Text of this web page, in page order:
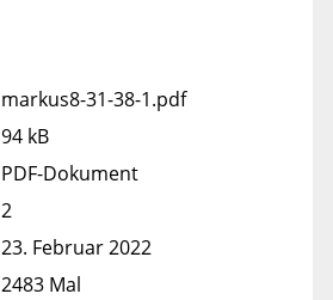
markus8-31-38-1.pdf
94 kB
PDF-Dokument
2
23. Februar 2022
2483 Mal